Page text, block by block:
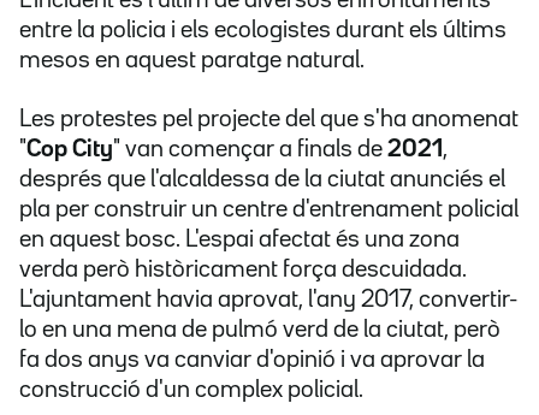
entre la policia i els ecologistes durant els últims
mesos en aquest paratge natural.
Les protestes pel projecte del que s'ha anomenat
"Cop City" van començar a finals de 2021 ,
després que l'alcaldessa de la ciutat anunciés el
pla per construir un centre d'entrenament policial
en aquest bosc. L'espai afectat és una zona
verda però històricament força descuidada.
L'ajuntament havia aprovat, l'any 2017, convertir-
lo en una mena de pulmó verd de la ciutat, però
fa dos anys va canviar d'opinió i va aprovar la
construcció d'un complex policial.